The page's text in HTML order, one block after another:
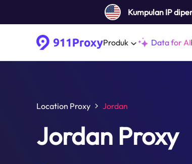
Kumpulan IP
Produk Data for AI
Location Proxy Jordan
Jordan Proxy